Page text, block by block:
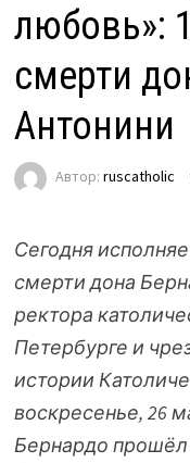
любовь»:
смерти
Антонини
Автор:ruscatholic
Сегодня
смерти дона
ректора
Петербурге и
истории
воскресенье, 26
Бернардо прошёл